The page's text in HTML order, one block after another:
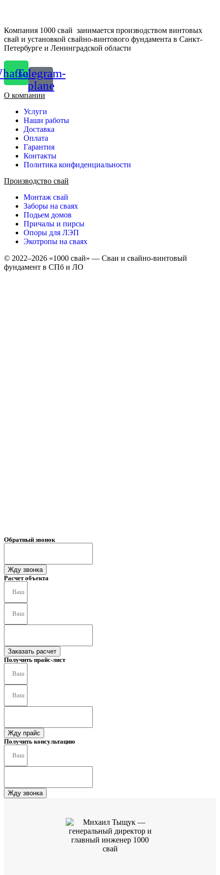
Компания 1000 свай занимается производством винтовых
свай и установкой свайно-винтового фундамента в Санкт-
Петербурге и Ленинградской области
Telegram-
plane
О компании
Услуги
Наши работы
Доставка
Оплата
Гарантия
Контакты
Политика конфиденциальности
Производство свай
Монтаж свай
Заборы на сваях
Подьем домов
Причалы и пирсы
Опоры для ЛЭП
Экотропы на сваях
© 2022–2026 «1000 свай» — Сваи и свайно-винтовый
фундамент в СПб и ЛО
Обратный звонок
Жду звонка
Расчет объекта
Заказать расчет
Получить прайс-лист
Жду прайс
Получить консультацию
Жду звонка